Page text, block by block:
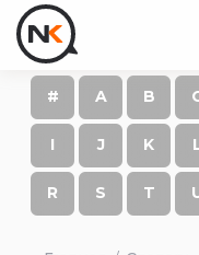
# A B
I J K
R S T